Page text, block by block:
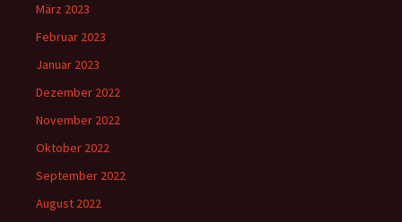
März 2023
Februar 2023
Januar 2023
Dezember 2022
November 2022
Oktober 2022
September 2022
August 2022